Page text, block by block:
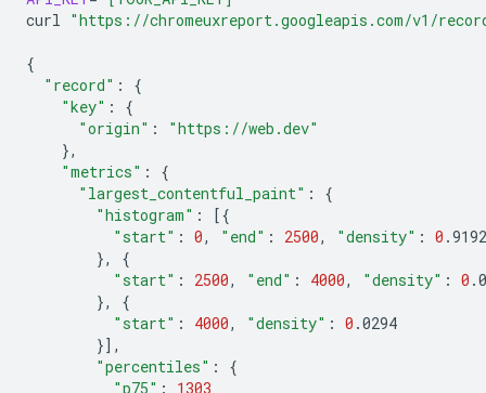
curl "https://chromeuxreport.googleapis.com/v1/
{
"record" :
{
"key" :
{
"origin" :
"https://web.dev"
}
"metrics" :
{
"largest_contentful_paint" :
{
"histogram" :
[{
"start" : 0, "end" : 2500, "density" : 0
},
{
"start" : 2500, "end" : 4000, "density" : 0
},
{
"start" : 4000, "density" : 0
}]
"percentiles" :
{
"p75" :
1303